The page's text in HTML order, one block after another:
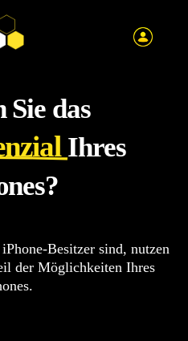
Sie das
Ihres
Besitzer sind, nutzen
der Möglichkeiten Ihres